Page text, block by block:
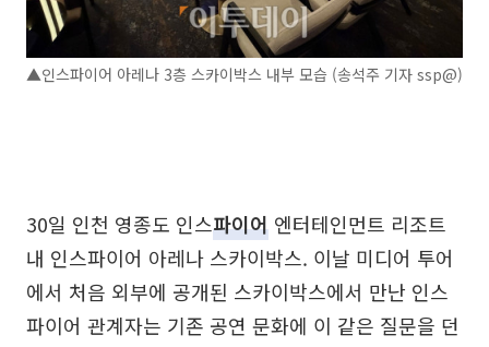
▲인스파이어 아레나 3층 스카이박스 내부 모습 (송석주 기자 ssp@)
30일 인천 영종도 인스파이어 엔터테인먼트 리조트
내 인스파이어 아레나 스카이박스. 이날 미디어 투어
에서 처음 외부에 공개된 스카이박스에서 만난 인스
파이어 관계자는 기존 공연 문화에 이 같은 질문을 던